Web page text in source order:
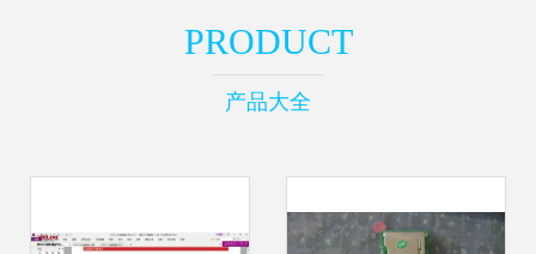
PRODUCT
产品大全